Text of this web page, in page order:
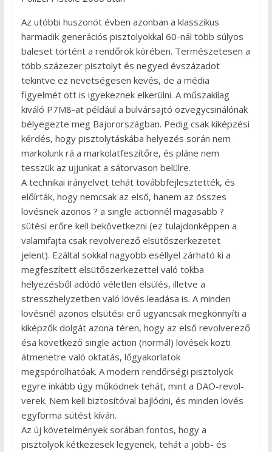
Az utóbbi huszonöt évben azonban a klasszikus
harmadik generációs pisztolyokkal 60-nál több súlyos
baleset történt a rendőrök körében. Természetesen a
több százezer pisztolyt és negyed évszázadot
tekintve ez nevetségesen kevés, de a média
figyelmét ott is igyekeznek elkerülni. A műszakilag
kiváló P7M8-at például a bulvársajtó özvegycsinálónak
bélyegezte meg Bajorországban. Pedig csak kiképzési
kérdés, hogy pisztolytáskába helyezés során nem
markolunk rá a markolatfeszítőre, és pláne nem
tesszük az ujjunkat a sátorvason belülre.
A technikai irányelvet tehát továbbfejlesztették, és
előírták, hogy nemcsak az első, hanem az összes
lövésnek azonos ? a single actionnél magasabb ?
sütési erőre kell bekövetkezni (ez tulajdonképpen a
valamifajta csak revolverező elsütőszerkezetet
jelent). Ezáltal sokkal nagyobb eséllyel zárható ki a
megfeszített elsütőszerkezettel való tokba
helyezésből adódó véletlen elsülés, illetve a
stresszhelyzetben való lövés leadása is. A minden
lövésnél azonos elsütési erő ugyancsak megkönnyíti a
kiképzők dolgát azona téren, hogy az első revolverező
ésa következő single action (normál) lövések közti
átmenetre való oktatás, lőgyakorlatok
megspórolhatóak. A modern rendőrségi pisztolyok
egyre inkább úgy működnek tehát, mint a DAO-revol-
verek. Nem kell biztosítóval bajlódni, és minden lövés
egyforma sütést kíván.
Az új követelmények sorában fontos, hogy a
pisztolyok kétkezesek legyenek, tehát a jobb- és